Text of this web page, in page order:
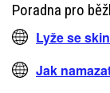
Poradna pro
Lyže se
Jak